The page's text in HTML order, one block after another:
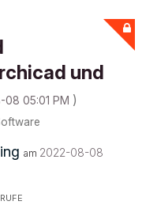
und
08 05:01 PM )
am ‎2022-08-08